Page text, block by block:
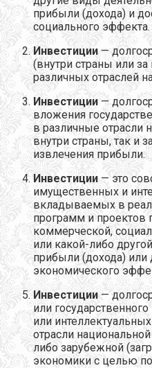
прибыли (дохода) и
социального эффекта.
Инвестиции —
(внутри страны или
различных отраслей
Инвестиции —
вложения
в различные отрасли
внутри страны, так и
извлечения прибыли.
Инвестиции — это
имущественных и
вкладываемых в
программ и проектов
коммерческой,
или какой-либо
прибыли (дохода) или
экономического
Инвестиции —
или
или
отрасли
либо зарубежной
экономики с целью